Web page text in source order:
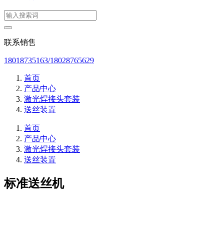
联系销售
18018735163/18028765629
首页
产品中心
激光焊接头套装
送丝装置
首页
产品中心
激光焊接头套装
送丝装置
标准送丝机